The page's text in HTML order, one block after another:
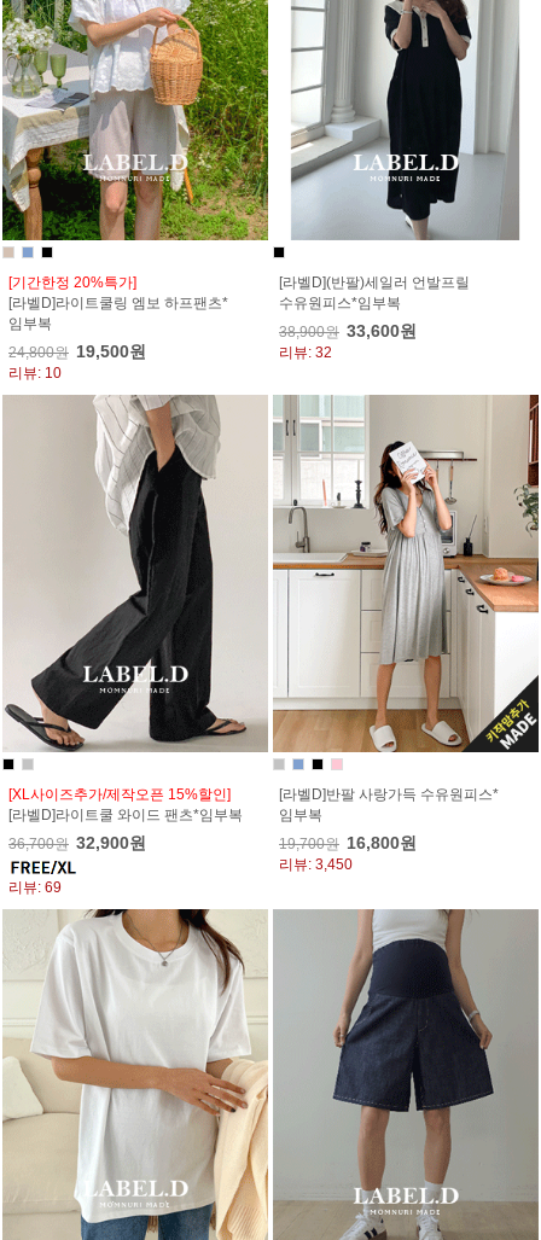
[기간한정 20%특가]
[라벨D]라이트쿨링 엠보 하프팬츠*
임부복
24,800원 19,500원
리뷰: 10
[라벨D](반팔)세일러 언발프릴
수유원피스*임부복
38,900원 33,600원
리뷰: 32
[XL사이즈추가/제작오픈 15%할인]
[라벨D]라이트쿨 와이드 팬츠*임부복
36,700원 32,900원
리뷰: 69
[라벨D]반팔 사랑가득 수유원피스*
임부복
19,700원 16,800원
리뷰: 3,450